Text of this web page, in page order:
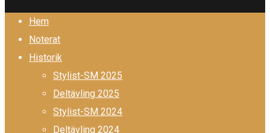
Hem
Noterat
Historik
Stylist-SM 2025
Deltävling 2025
Stylist-SM 2024
Deltävling 2024